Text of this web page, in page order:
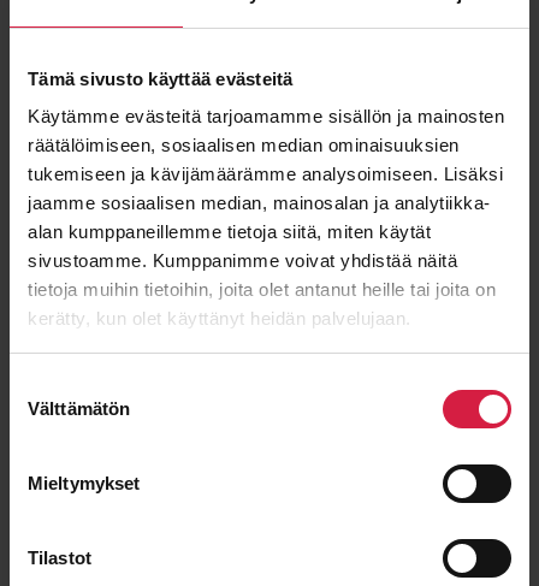
Tämä sivusto käyttää evästeitä
Käytämme evästeitä tarjoamamme sisällön ja mainosten
räätälöimiseen, sosiaalisen median ominaisuuksien
tukemiseen ja kävijämäärämme analysoimiseen. Lisäksi
jaamme sosiaalisen median, mainosalan ja analytiikka-
alan kumppaneillemme tietoja siitä, miten käytät
sivustoamme. Kumppanimme voivat yhdistää näitä
tietoja muihin tietoihin, joita olet antanut heille tai joita on
kerätty, kun olet käyttänyt heidän palvelujaan.
valinta
Välttämätön
Mieltymykset
Tilastot
"*" indicates required fields
First name
Last name
Email *